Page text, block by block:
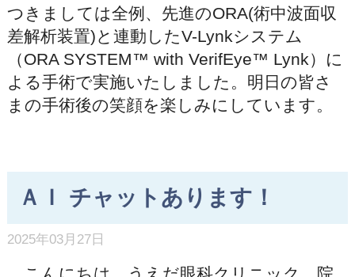
つきましては全例、先進のORA(術中波面収
差解析装置)と連動したV-Lynkシステム
（ORA SYSTEM™ with VerifEye™ Lynk）に
よる手術で実施いたしました。明日の皆さ
まの手術後の笑顔を楽しみにしています。
ＡＩ チャットあります！
2025年03月27日
こんにちは、うえだ眼科クリニック 院